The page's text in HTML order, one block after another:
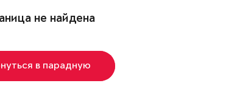
не найдена
в парадную